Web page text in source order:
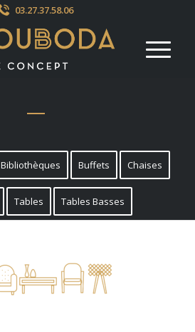
03.27.37.58.06
Bibliothèques Buffets Chaises
Tables Tables Basses